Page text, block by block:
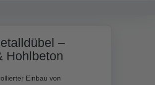
–
Hohlbeton
Einbau von